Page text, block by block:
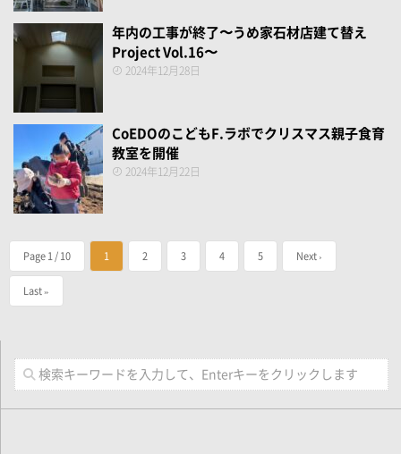
年内の工事が終了〜うめ家石材店建て替え
Project Vol.16〜
2024年12月28日
CoEDOのこどもF.ラボでクリスマス親子食育
教室を開催
2024年12月22日
Page 1 / 10 1 2 3 4 5 Next ›
Last »